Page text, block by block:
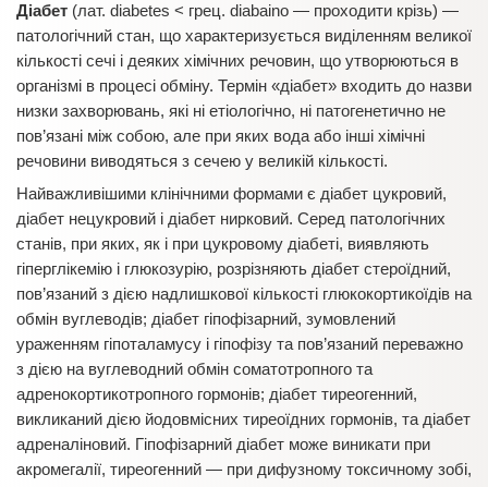
Діабет (лат. diabetes < грец. diabaino — проходити крізь) —
патологічний стан, що характеризується виділенням великої
кількості сечі і деяких хімічних речовин, що утворюються в
організмі в процесі обміну. Термін «діабет» входить до назви
низки захворювань, які ні етіологічно, ні патогенетично не
пов’язані між собою, але при яких вода або інші хімічні
речовини виводяться з сечею у великій кількості.
Найважливішими клінічними формами є діабет цукровий,
діабет нецукровий і діабет нирковий. Серед патологічних
станів, при яких, як і при цукровому діабеті, виявляють
гіперглікемію і глюкозурію, розрізняють діабет стероїдний,
пов’язаний з дією надлишкової кількості глюкокортикоїдів на
обмін вуглеводів; діабет гіпофізарний, зумовлений
ураженням гіпоталамусу і гіпофізу та пов’язаний переважно
з дією на вуглеводний обмін соматотропного та
адренокортикотропного гормонів; діабет тиреогенний,
викликаний дією йодовмісних тиреоїдних гормонів, та діабет
адреналіновий. Гіпофізарний діабет може виникати при
акромегалії, тиреогенний — при дифузному токсичному зобі,